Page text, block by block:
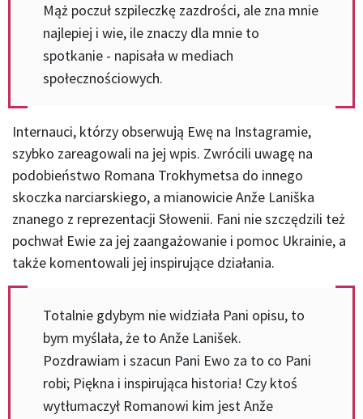
Mąż poczuł szpileczkę zazdrości, ale zna mnie
najlepiej i wie, ile znaczy dla mnie to
spotkanie - napisała w mediach
społecznościowych.
Internauci, którzy obserwują Ewę na Instagramie,
szybko zareagowali na jej wpis. Zwrócili uwagę na
podobieństwo Romana Trokhymetsa do innego
skoczka narciarskiego, a mianowicie Anže Laniška
znanego z reprezentacji Słowenii. Fani nie szczędzili też
pochwał Ewie za jej zaangażowanie i pomoc Ukrainie, a
także komentowali jej inspirujące działania.
Totalnie gdybym nie widziała Pani opisu, to
bym myślała, że to Anže Lanišek.
Pozdrawiam i szacun Pani Ewo za to co Pani
robi; Piękna i inspirująca historia! Czy ktoś
wytłumaczył Romanowi kim jest Anže